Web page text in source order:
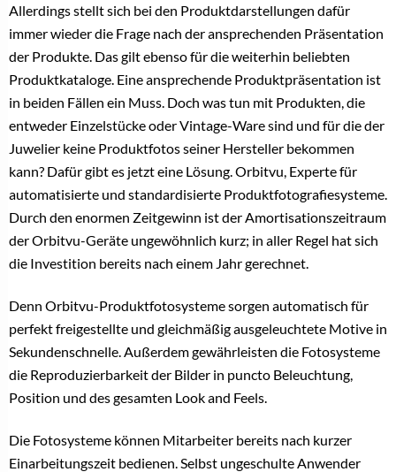
Allerdings stellt sich bei den Produktdarstellungen dafür
immer wieder die Frage nach der ansprechenden Präsentation
der Produkte. Das gilt ebenso für die weiterhin beliebten
Produktkataloge. Eine ansprechende Produktpräsentation ist
in beiden Fällen ein Muss. Doch was tun mit Produkten, die
entweder Einzelstücke oder Vintage-Ware sind und für die der
Juwelier keine Produktfotos seiner Hersteller bekommen
kann? Dafür gibt es jetzt eine Lösung. Orbitvu, Experte für
automatisierte und standardisierte Produktfotografiesysteme.
Durch den enormen Zeitgewinn ist der Amortisationszeitraum
der Orbitvu-Geräte ungewöhnlich kurz; in aller Regel hat sich
die Investition bereits nach einem Jahr gerechnet.
Denn Orbitvu-Produktfotosysteme sorgen automatisch für
perfekt freigestellte und gleichmäßig ausgeleuchtete Motive in
Sekundenschnelle. Außerdem gewährleisten die Fotosysteme
die Reproduzierbarkeit der Bilder in puncto Beleuchtung,
Position und des gesamten Look and Feels.
Die Fotosysteme können Mitarbeiter bereits nach kurzer
Einarbeitungszeit bedienen. Selbst ungeschulte Anwender